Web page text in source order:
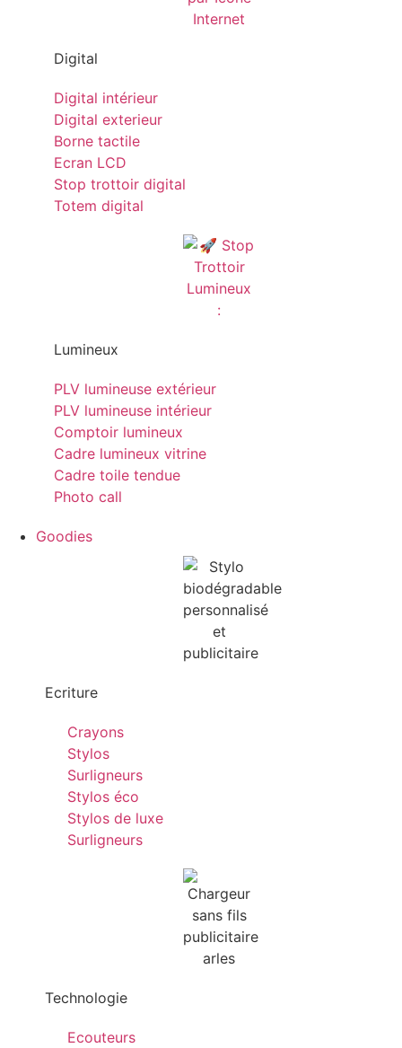
Digital
Digital intérieur
Digital exterieur
Borne tactile
Ecran LCD
Stop trottoir digital
Totem digital
Lumineux
PLV lumineuse extérieur
PLV lumineuse intérieur
Comptoir lumineux
Cadre lumineux vitrine
Cadre toile tendue
Photo call
Goodies
Ecriture
Crayons
Stylos
Surligneurs
Stylos éco
Stylos de luxe
Surligneurs
Technologie
Ecouteurs